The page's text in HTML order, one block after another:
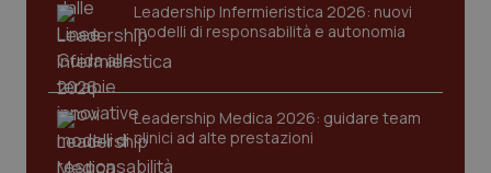
Leadership Infermieristica 2026: nuovi
modelli di responsabilità e autonomia
Leadership Medica 2026: guidare team
clinici ad alte prestazioni